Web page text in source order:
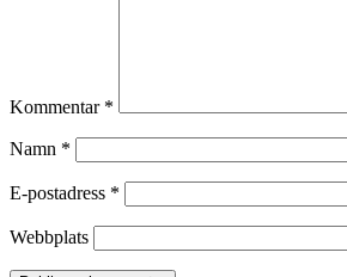
Kommentar *
Namn *
E-postadress *
Webbplats